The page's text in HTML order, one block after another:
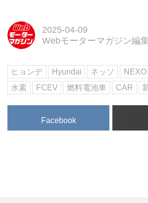
2025-04-09
Webモーターマガジン編
ヒョンデ Hyundai ネッソ NEXO
水素
FCEV 燃料電池車 CAR
Facebook